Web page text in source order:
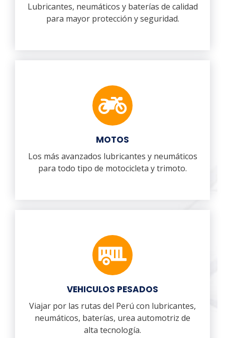
Lubricantes, neumáticos y baterías de calidad
para mayor protección y seguridad.
MOTOS
Los más avanzados lubricantes y neumáticos
para todo tipo de motocicleta y trimoto.
VEHICULOS PESADOS
Viajar por las rutas del Perú con lubricantes,
neumáticos, baterías, urea automotriz de
alta tecnología.